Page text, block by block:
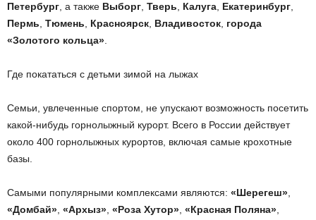
Петербург , а также Выборг Тверь Калуга Екатеринбург
Пермь Тюмень Красноярск Владивосток города
«Золотого кольца»
Где покататься с детьми зимой на лыжах
Семьи, увлеченные спортом, не упускают возможность посетить
какой-нибудь горнолыжный курорт. Всего в России действует
около 400 горнолыжных курортов, включая самые крохотные
базы.
Самыми популярными комплексами являются: «Шерегеш»
«Домбай» «Архыз» «Роза Хутор» «Красная Поляна»